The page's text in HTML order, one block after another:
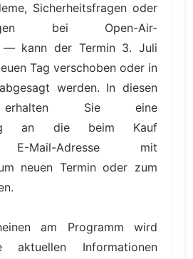
Sicherheitsfragen oder
bei Open-Air-
— kann der Termin 3. Juli
Tag verschoben oder in
werden. In diesen
erhalten Sie eine
an die beim Kauf
E-Mail-Adresse mit
neuen Termin oder zum
am Programm wird
aktuellen Informationen